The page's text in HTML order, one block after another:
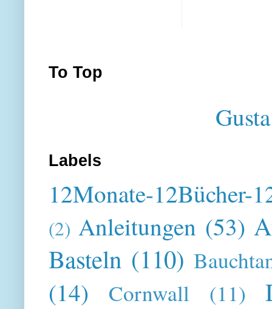
To Top
Labels
12Monate-12Bücher-
(2) Anleitungen (53)
Basteln (110)
(14) Cornwall (11)